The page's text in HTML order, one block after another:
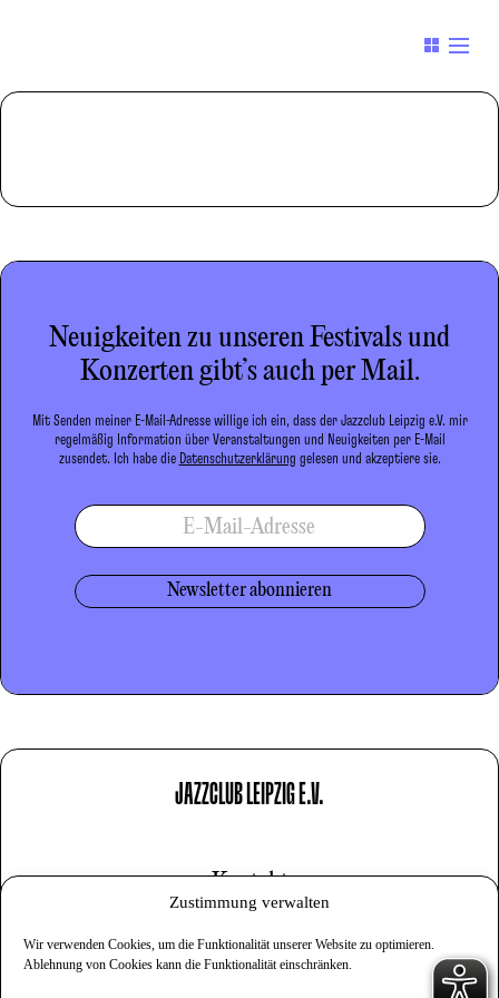
Zustimmung verwalten
Wir verwenden Cookies, um die Funktionalität unserer Website zu optimieren.
Ablehnung von Cookies kann die Funktionalität einschränken.
Neuigkeiten zu unseren Festivals und
Konzerten gibt’s auch per Mail.
Mit Senden meiner E-Mail-Adresse willige ich ein, dass der Jazzclub Leipzig e.V. mir
regelmäßig Information über Veranstaltungen und Neuigkeiten per E-Mail
zusendet. Ich habe die Datenschutzerklärung gelesen und akzeptiere sie.
E-Mail-Adresse
JAZZCLUB LEIPZIG E.V.
Kontakt
Datenschutz